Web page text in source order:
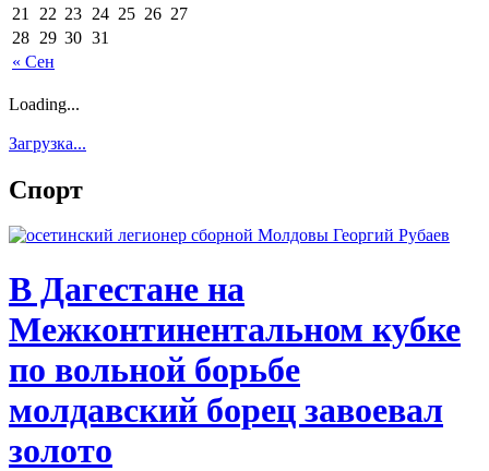
« Сен
21
22 23 24 25 26 27
28 29 30 31
Loading...
Загрузка...
Спорт
В Дагестане на
Межконтинентальном кубке
по вольной борьбе
молдавский борец завоевал
золото